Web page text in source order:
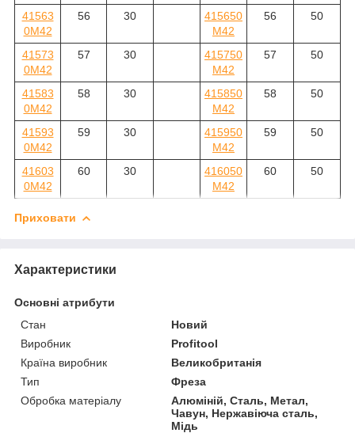
41563
0M42
56 30
415650
M42
56 50
41573
0M42
57 30
415750
M42
57 50
41583
0M42
58 30
415850
M42
58 50
41593
0M42
59 30
415950
M42
59 50
41603
0M42
60 30
416050
M42
60 50
Приховати
Характеристики
Основні атрибути
Стан
Новий
Виробник
Profitool
Країна виробник
Великобританія
Тип
Фреза
Обробка матеріалу
Алюміній, Сталь, Метал,
Чавун, Нержавіюча сталь,
Мідь